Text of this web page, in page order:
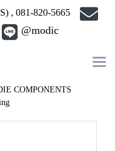
, 081-820-5665
@modic
COMPONENTS